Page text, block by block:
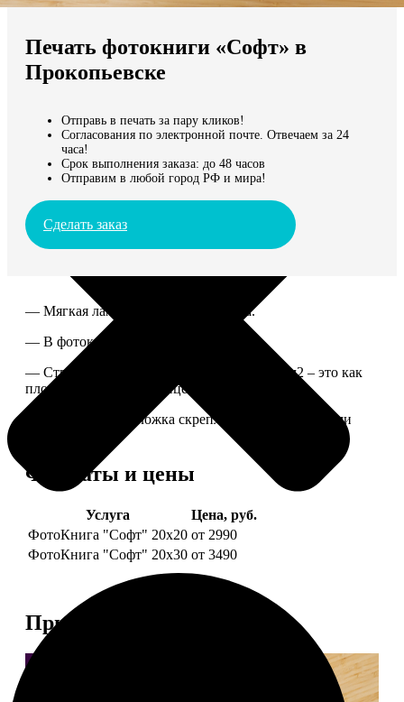
Мы доставляем по всему миру
Продолжить без города
Печать фотокниги «Софт» в
Прокопьевске
Отправь в печать за пару кликов!
Согласования по электронной почте. Отвечаем за 24
часа!
Срок выполнения заказа: до 48 часов
Отправим в любой город РФ и мира!
Сделать заказ
— Мягкая ламинированная обложка.
— В фотокниге от 60 до 300 страниц.
— Страницы из бумаги плотностью 170 г/м2 – это как
плотные страницы глянцевого журнала.
— Страницы и обложка скреплены металлическими
Форматы и цены
Услуга
Цена, руб.
ФотоКнига "Софт" 20х20 от 2990
ФотоКнига "Софт" 20х30 от 3490
Примеры работ